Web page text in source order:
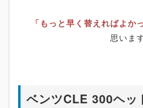
「もっと早く替えればよか
思います
ベンツCLE 300ヘッ